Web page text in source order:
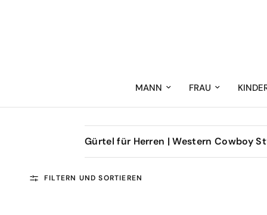
MANN FRAU
Gürtel für Herren | Western Cowboy
FILTERN UND SORTIEREN